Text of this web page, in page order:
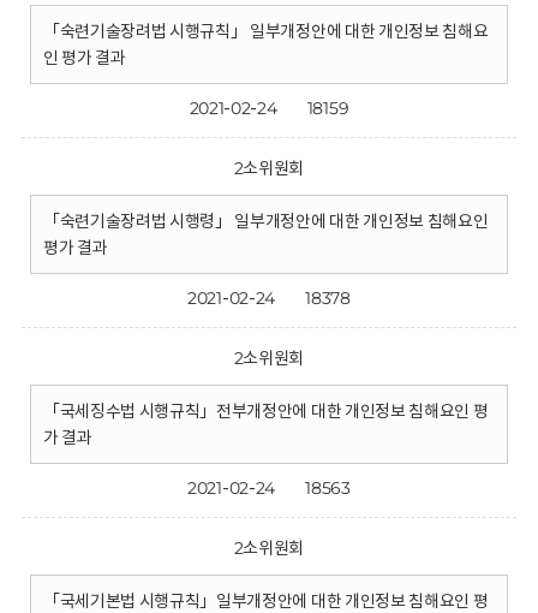
「숙련기술장려법 시행규칙」 일부개정안에 대한 개인정보 침해요
인 평가 결과
2021-02-24 18159
2소위원회
「숙련기술장려법 시행령」 일부개정안에 대한 개인정보 침해요인
평가 결과
2021-02-24 18378
2소위원회
「국세징수법 시행규칙」전부개정안에 대한 개인정보 침해요인 평
가 결과
2021-02-24 18563
2소위원회
「국세기본법 시행규칙」일부개정안에 대한 개인정보 침해요인 평